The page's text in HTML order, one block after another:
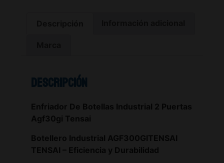
Descripción
Enfriador De Botellas Industrial 2 Puertas
Agf30gi Tensai
Botellero Industrial AGF300GITENSAI
TENSAI – Eficiencia y Durabilidad